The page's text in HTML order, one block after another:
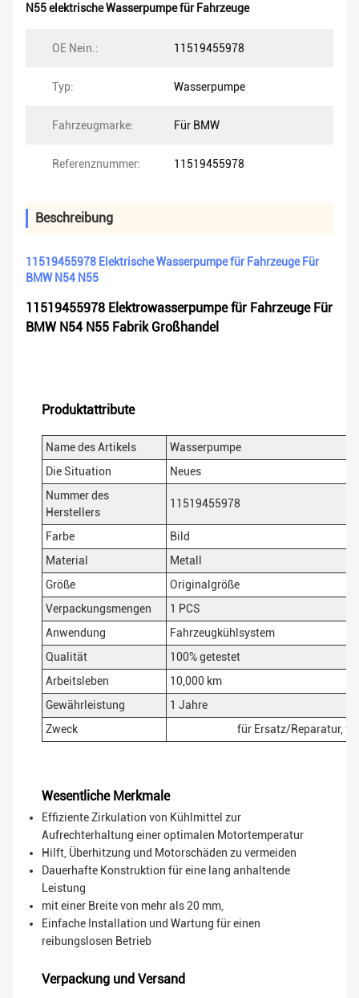
N55 elektrische Wasserpumpe für Fahrzeuge
OE Nein.: 11519455978
Typ: Wasserpumpe
Fahrzeugmarke: Für BMW
Referenznummer: 11519455978
Beschreibung
11519455978 Elektrische Wasserpumpe für Fahrzeuge Für
BMW N54 N55
11519455978 Elektrowasserpumpe für Fahrzeuge Für
BMW N54 N55 Fabrik Großhandel
Produktattribute
Name des Artikels
Wasserpumpe
Die Situation
Neues
Nummer des
Herstellers
11519455978
Farbe
Bild
Material
Metall
Größe
Originalgröße
Verpackungsmengen
1 PCS
Anwendung
Fahrzeugkühlsystem
Qualität
100% getestet
Arbeitsleben
10,000 km
Gewährleistung
1 Jahre
Zweck
für Ersatz/Reparatur,
Wesentliche Merkmale
Effiziente Zirkulation von Kühlmittel zur
Aufrechterhaltung einer optimalen Motortemperatur
Hilft, Überhitzung und Motorschäden zu vermeiden
Dauerhafte Konstruktion für eine lang anhaltende
Leistung
mit einer Breite von mehr als 20 mm,
Einfache Installation und Wartung für einen
reibungslosen Betrieb
Verpackung und Versand